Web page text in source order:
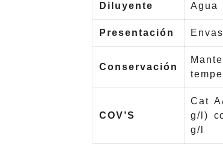
Diluyente Agua
Presentación
Conservación
COV’S
Cat
g/l)
g/l